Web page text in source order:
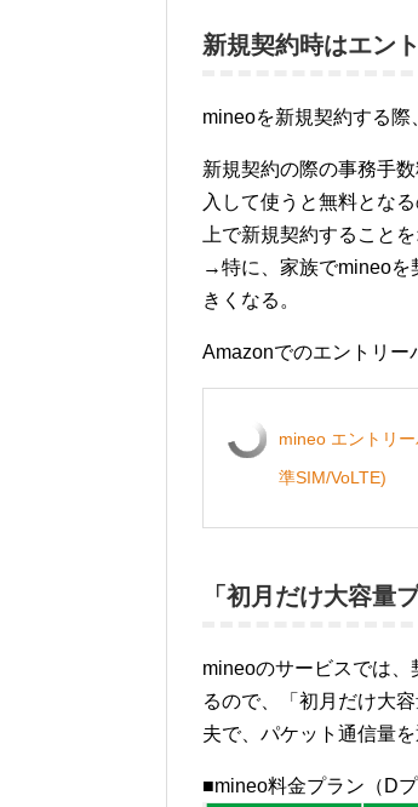
新規契約時はエン
mineoを新規契約する際
新規契約の際の事務手
入して使うと無料とな
上で新規契約すること
→特に、家族でmineoを
きくなる。
Amazonでのエントリー
mineo エントリ
準SIM/VoLTE)
「初月だけ大容量
mineoのサービスでは
るので、「初月だけ大
夫で、パケット通信量
■mineo料金プラン（Dプ